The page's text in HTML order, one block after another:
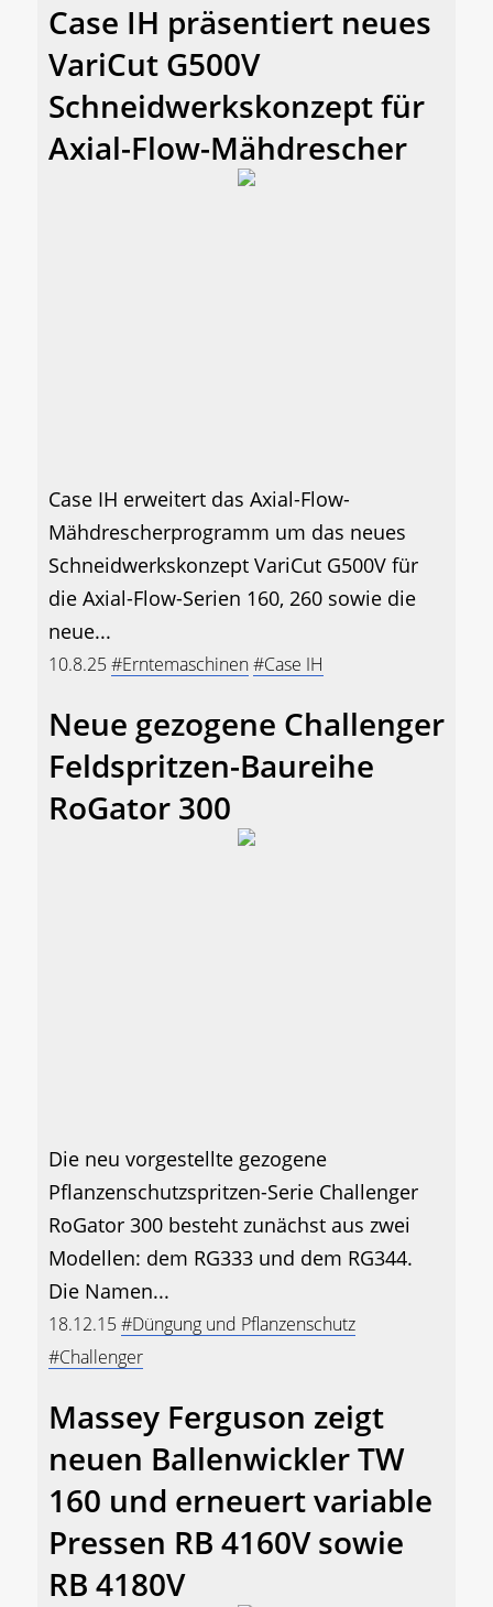
Case IH präsentiert neues
VariCut G500V
Schneidwerkskonzept für
Axial-Flow-Mähdrescher
Case IH erweitert das Axial-Flow-
Mähdrescherprogramm um das neues
Schneidwerkskonzept VariCut G500V für
die Axial-Flow-Serien 160, 260 sowie die
neue...
10.8.25#Erntemaschinen#Case IH
Neue gezogene Challenger
Feldspritzen-Baureihe
RoGator 300
Die neu vorgestellte gezogene
Pflanzenschutzspritzen-Serie Challenger
RoGator 300 besteht zunächst aus zwei
Modellen: dem RG333 und dem RG344.
Die Namen...
18.12.15#Düngung und Pflanzenschutz
#Challenger
Massey Ferguson zeigt
neuen Ballenwickler TW
160 und erneuert variable
Pressen RB 4160V sowie
RB 4180V